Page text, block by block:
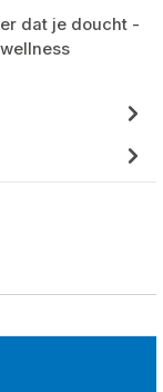
dat je doucht -